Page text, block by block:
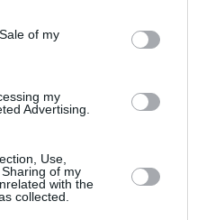
of my
my
Advertising.
Use,
of my
with the
collected.